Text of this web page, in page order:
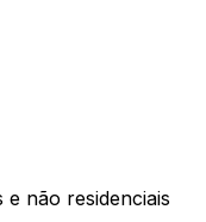
não residenciais